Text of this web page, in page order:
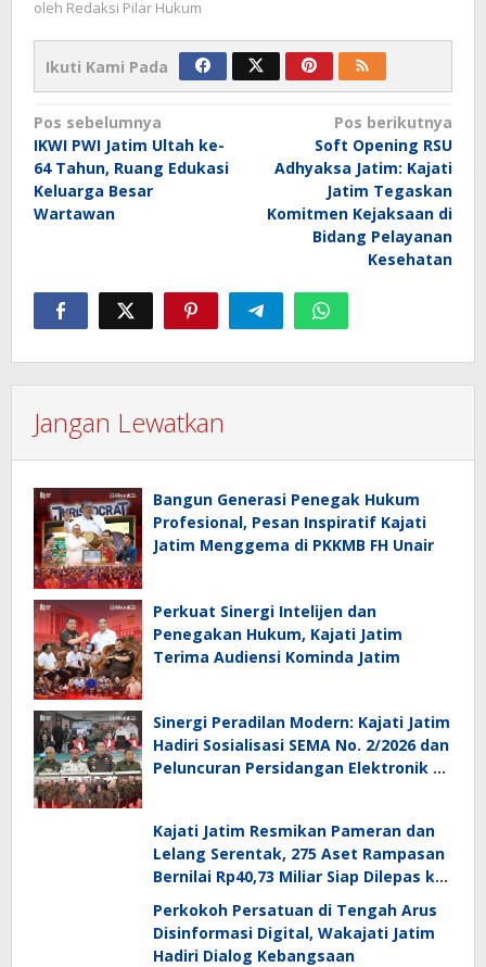
oleh Redaksi Pilar Hukum
Ikuti Kami Pada
Navigasi
pos
Pos sebelumnya
IKWI PWI Jatim Ultah ke-
64 Tahun, Ruang Edukasi
Keluarga Besar
Wartawan
Pos berikutnya
Soft Opening RSU
Adhyaksa Jatim: Kajati
Jatim Tegaskan
Komitmen Kejaksaan di
Bidang Pelayanan
Kesehatan
Jangan Lewatkan
Bangun Generasi Penegak Hukum
Profesional, Pesan Inspiratif Kajati
Jatim Menggema di PKKMB FH Unair
Perkuat Sinergi Intelijen dan
Penegakan Hukum, Kajati Jatim
Terima Audiensi Kominda Jatim
Sinergi Peradilan Modern: Kajati Jatim
Hadiri Sosialisasi SEMA No. 2/2026 dan
Peluncuran Persidangan Elektronik di
Kajati Jatim Resmikan Pameran dan
Lelang Serentak, 275 Aset Rampasan
Bernilai Rp40,73 Miliar Siap Dilepas ke
Publik
Perkokoh Persatuan di Tengah Arus
Disinformasi Digital, Wakajati Jatim
Hadiri Dialog Kebangsaan